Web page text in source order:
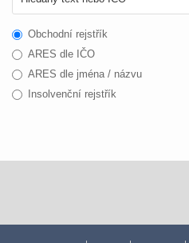
Obchodní rejstřík
ARES dle IČO
ARES dle jména / názvu
Insolvenční rejstřík